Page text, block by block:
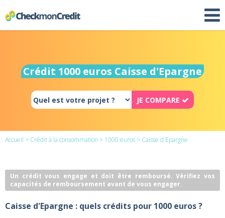
Crédit 1000 euros Caisse d'Epargne
JE COMPARE
Accueil > Crédit à la consommation > 1000 euros > Caisse d'Epargne
Un crédit vous engage et doit être remboursé. Vérifiez vos
capacités de remboursement avant de vous engager.
Caisse d'Epargne : quels crédits pour 1000 euros ?